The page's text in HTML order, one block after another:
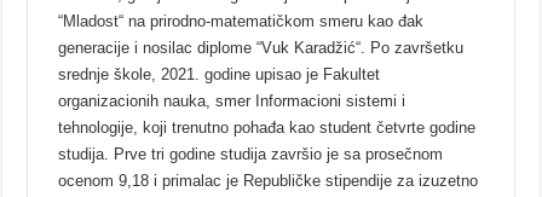
“Mladost“ na prirodno-matematičkom smeru kao đak
generacije i nosilac diplome “Vuk Karadžić“. Po završetku
srednje škole, 2021. godine upisao je Fakultet
organizacionih nauka, smer Informacioni sistemi i
tehnologije, koji trenutno pohađa kao student četvrte godine
studija. Prve tri godine studija završio je sa prosečnom
ocenom 9,18 i primalac je Republičke stipendije za izuzetno